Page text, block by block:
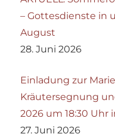
– Gottesdienste in
August
28. Juni 2026
Einladung zur
Kräutersegnung
2026 um 18:30 Uhr
27. Juni 2026